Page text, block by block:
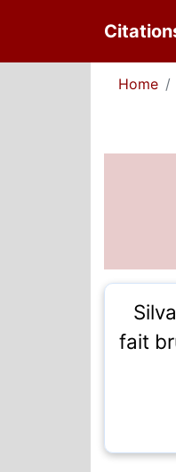
Home
fait